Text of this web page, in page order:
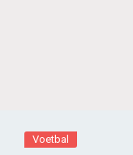
Voetbal